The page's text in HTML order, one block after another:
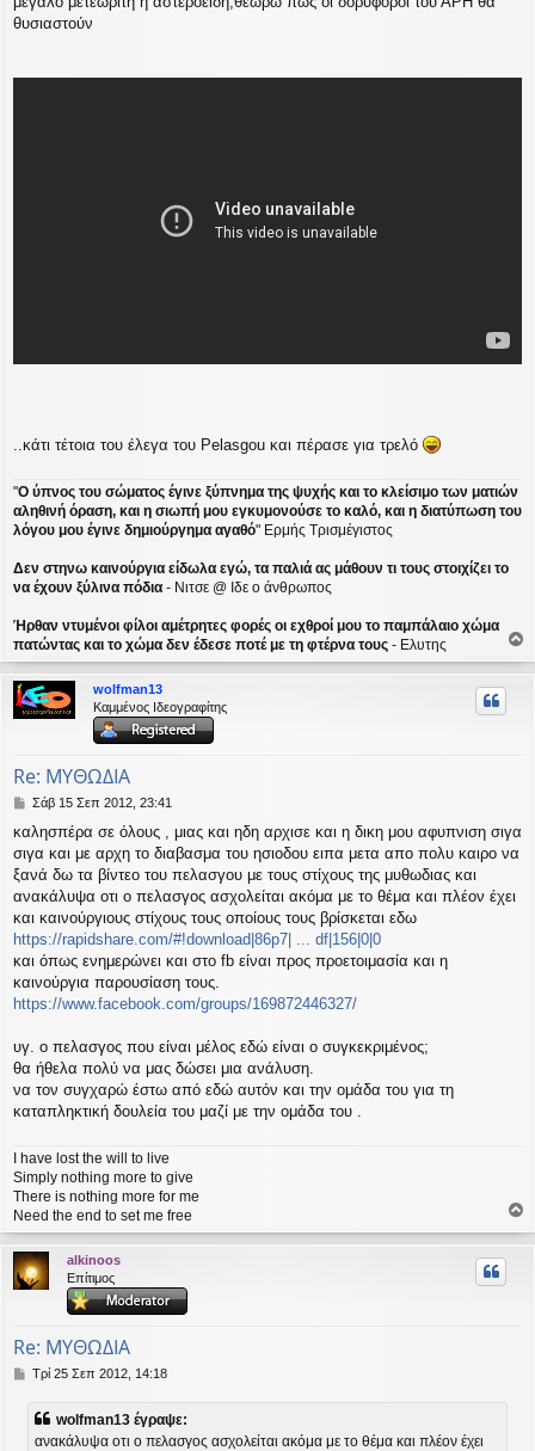
θυσιαστούν
..κάτι τέτοια του έλεγα του Pelasgou και πέρασε για τρελό
"Ο ύπνος του σώματος έγινε ξύπνημα της ψυχής και το κλείσιμο των ματιών
αληθινή όραση, και η σιωπή μου εγκυμονούσε το καλό, και η διατύπωση του
λόγου μου έγινε δημιούργημα αγαθό" Ερμής Τρισμέγιστος
Δεν στηνω καινούργια είδωλα εγώ, τα παλιά ας μάθουν τι τους στοιχίζει το
να έχουν ξύλινα πόδια - Νιτσε @ Ιδε ο άνθρωπος
Ήρθαν ντυμένοι φίλοι αμέτρητες φορές οι εχθροί μου το παμπάλαιο χώμα
πατώντας και το χώμα δεν έδεσε ποτέ με τη φτέρνα τους - Ελυτης
ο
ρ
wolfman13
Καμμένος Ιδεογραφίτης
Re: ΜΥΘΩΔΙΑ
Δ
μ
ο
σ
ί
υ
σ
η
Σάβ 15 Σεπ 2012, 23:41
καλησπέρα σε όλους , μιας και ηδη αρχισε και η δικη μου αφυπνιση σιγα
σιγα και με αρχη το διαβασμα του ησιοδου ειπα μετα απο πολυ καιρο να
ξανά δω τα βίντεο του πελασγου με τους στίχους της μυθωδιας και
ανακάλυψα οτι ο πελασγος ασχολείται ακόμα με το θέμα και πλέον έχει
και καινούργιους στίχους τους οποίους τους βρίσκεται εδω
https://rapidshare.com/#!download|86p7| ... df|156|0|0
και όπως ενημερώνει και στο fb είναι προς προετοιμασία και η
καινούργια παρουσίαση τους.
https://www.facebook.com/groups/169872446327/
υγ. ο πελασγος που είναι μέλος εδώ είναι ο συγκεκριμένος;
θα ήθελα πολύ να μας δώσει μια ανάλυση.
να τον συγχαρώ έστω από εδώ αυτόν και την ομάδα του για τη
καταπληκτική δουλεία του μαζί με την ομάδα του .
I have lost the will to live
Simply nothing more to give
There is nothing more for me
Need the end to set me free
ο
ρ
alkinoos
Επίτιμος
Re: ΜΥΘΩΔΙΑ
Δ
σ
Τρί 25 Σεπ 2012, 14:18
wolfman13 έγραψε:
ανακάλυψα οτι ο πελασγος ασχολείται ακόμα με το θέμα και πλέον έχει